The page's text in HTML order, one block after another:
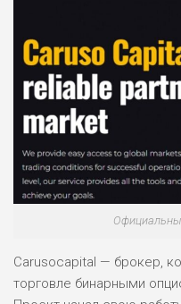
Carusocapital — брокер,
торговле бинарными